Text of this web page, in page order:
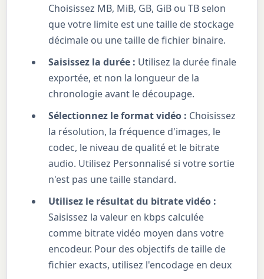
Choisissez MB, MiB, GB, GiB ou TB selon
que votre limite est une taille de stockage
décimale ou une taille de fichier binaire.
Saisissez la durée : Utilisez la durée finale
exportée, et non la longueur de la
chronologie avant le découpage.
Sélectionnez le format vidéo : Choisissez
la résolution, la fréquence d'images, le
codec, le niveau de qualité et le bitrate
audio. Utilisez Personnalisé si votre sortie
n'est pas une taille standard.
Utilisez le résultat du bitrate vidéo :
Saisissez la valeur en kbps calculée
comme bitrate vidéo moyen dans votre
encodeur. Pour des objectifs de taille de
fichier exacts, utilisez l'encodage en deux